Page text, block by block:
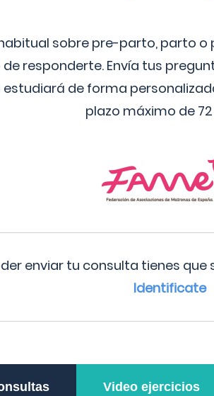
sobre pre-parto, parto
responderte. Envía tus
de forma
plazo máximo de
enviar tu consulta tienes que
Identificate
Video ejercicios